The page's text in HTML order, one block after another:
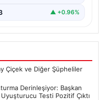
▲ +0.96%
Çiçek ve Diğer Şüpheliler
Derinleşiyor: Başkan
Uyuşturucu Testi Pozitif Çıktı